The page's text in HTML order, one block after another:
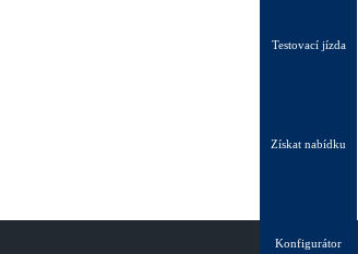
Testovací jízda
Získat nabídku
Konfigurátor